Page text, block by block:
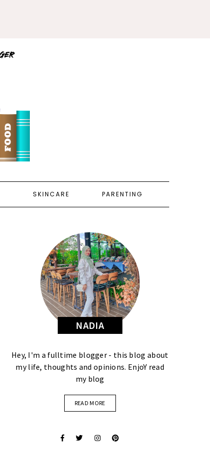
SKINCARE PARENTING
NADIA
Hey, I'm a fulltime blogger - this blog about
my life, thoughts and opinions. EnjoY read
my blog
READ MORE